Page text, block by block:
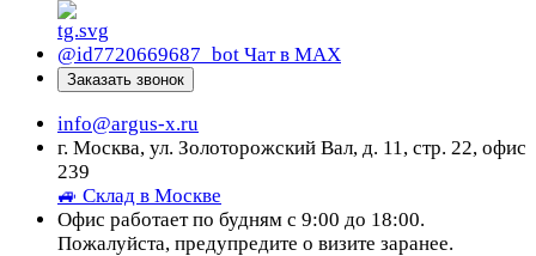
@id7720669687_bot Чат в МАХ
Заказать звонок
info@argus-x.ru
г. Москва, ул. Золоторожский Вал, д. 11, стр. 22, офис
239
🚙 Склад в Москве
Офис работает по будням с 9:00 до 18:00.
Пожалуйста, предупредите о визите заранее.